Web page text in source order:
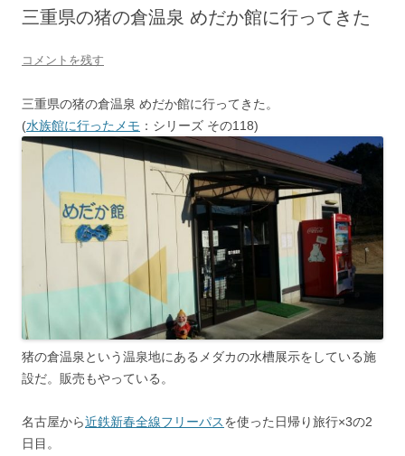
三重県の猪の倉温泉 めだか館に行ってきた
コメントを残す
三重県の猪の倉温泉 めだか館に行ってきた。
(水族館に行ったメモ ：シリーズ その118)
猪の倉温泉という温泉地にあるメダカの水槽展示をしている施
設だ。販売もやっている。
名古屋から近鉄新春全線フリーパスを使った日帰り旅行×3の2
日目。